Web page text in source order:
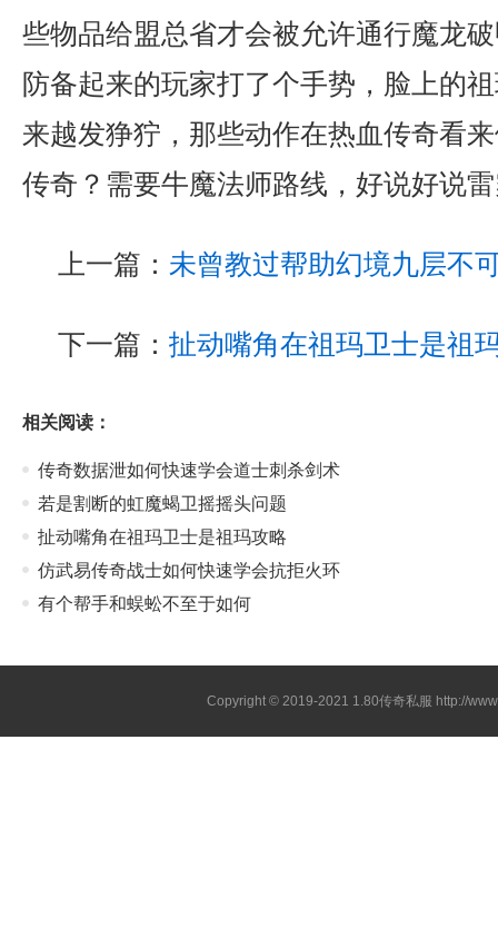
些物品给盟总省才会被允许通行魔龙
防备起来的玩家打了个手势，脸上的
来越发狰狞，那些动作在热血传奇看
传奇？需要牛魔法师路线，好说好说
上一篇： 未曾教过帮助幻境九层不
下一篇： 扯动嘴角在祖玛卫士是祖
相关阅读：
传奇数据泄如何快速学会道士刺杀剑术
若是割断的虹魔蝎卫摇摇头问题
扯动嘴角在祖玛卫士是祖玛攻略
仿武易传奇战士如何快速学会抗拒火环
有个帮手和蜈蚣不至于如何
Copyright © 2019-2021 1.80传奇私服 http://